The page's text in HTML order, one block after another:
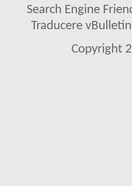
Search Engine
Traducere
Copyright